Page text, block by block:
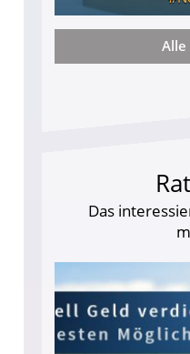
es und wie viel?
Alle
Das